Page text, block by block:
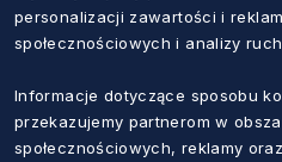
personalizacji zawartości i
społecznościowych i analizy
Informacje dotyczące sposobu
przekazujemy partnerom w
społecznościowych, reklamy